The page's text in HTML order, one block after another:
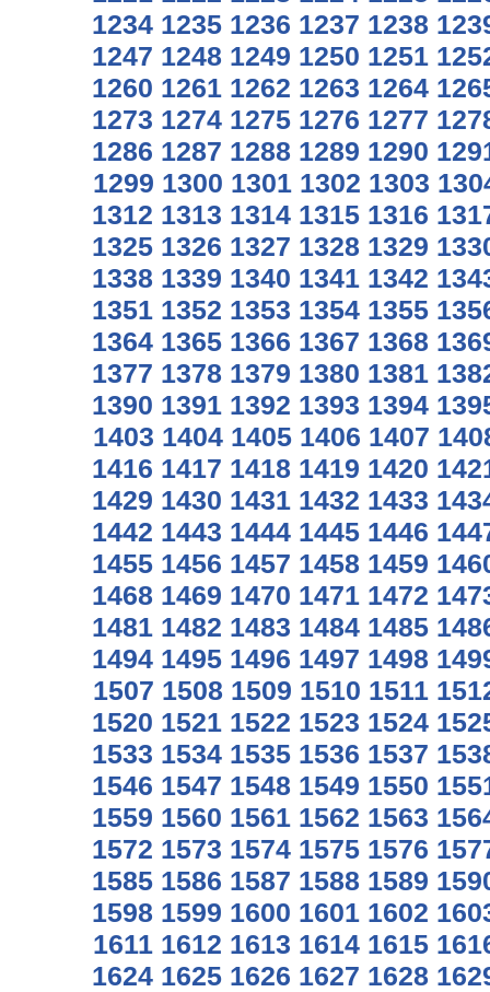
1234 1235 1236 1237 1238
1247 1248 1249 1250 1251
1260 1261 1262 1263 1264
1273 1274 1275 1276 1277
1286 1287 1288 1289 1290
1299 1300 1301 1302 1303
1312 1313 1314 1315 1316
1325 1326 1327 1328 1329
1338 1339 1340 1341 1342
1351 1352 1353 1354 1355
1364 1365 1366 1367 1368
1377 1378 1379 1380 1381
1390 1391 1392 1393 1394
1403 1404 1405 1406 1407
1416 1417 1418 1419 1420
1429 1430 1431 1432 1433
1442 1443 1444 1445 1446
1455 1456 1457 1458 1459
1468 1469 1470 1471 1472
1481 1482 1483 1484 1485
1494 1495 1496 1497 1498
1507 1508 1509 1510 1511
1520 1521 1522 1523 1524
1533 1534 1535 1536 1537
1546 1547 1548 1549 1550
1559 1560 1561 1562 1563
1572 1573 1574 1575 1576
1585 1586 1587 1588 1589
1598 1599 1600 1601 1602
1611 1612 1613 1614 1615
1624 1625 1626 1627 1628